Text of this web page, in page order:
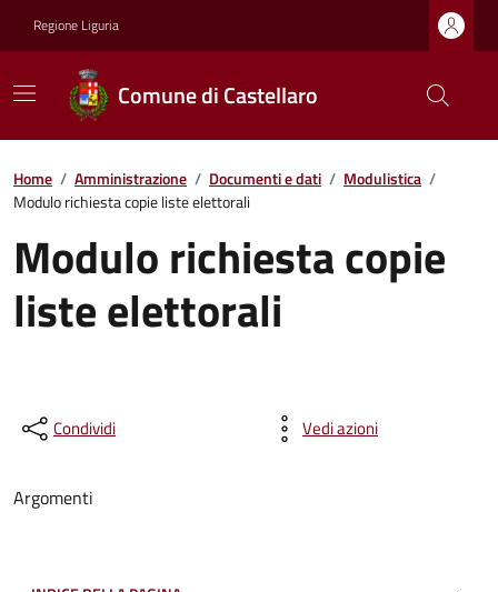
Regione Liguria
Comune di Castellaro
Home / Amministrazione / Documenti e dati / Modulistica /
Modulo richiesta copie liste elettorali
Modulo richiesta copie
liste elettorali
Condividi Vedi azioni
Argomenti